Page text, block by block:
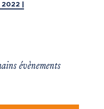
|
évènements